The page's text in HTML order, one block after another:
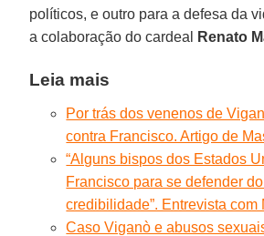
políticos, e outro para a defesa da
a colaboração do cardeal
Renato
Leia mais
Por trás dos venenos de
contra Francisco. Artigo de
“Alguns bispos dos Estados
Francisco para se defender
credibilidade”. Entrevista
Caso Viganò e abusos